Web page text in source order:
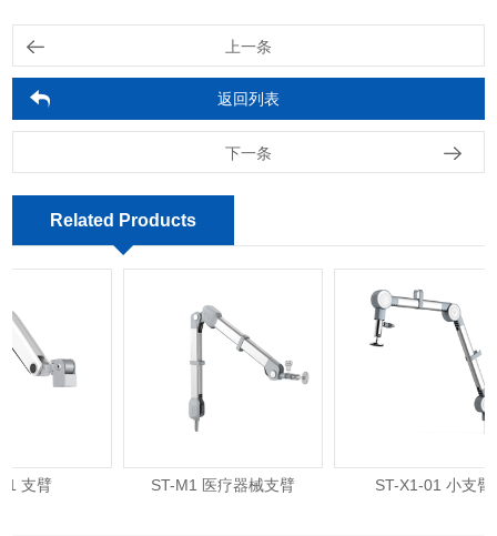
上一条
返回列表
下一条
Related Products
支臂 ST-M1 医疗器械支臂 ST-X1-01 小支臂